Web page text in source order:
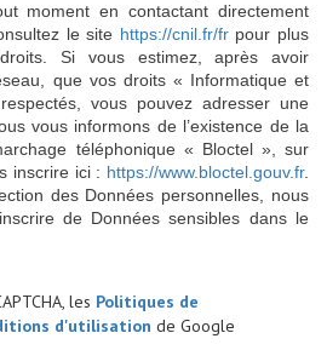
moment en contactant directement
le site https://cnil.fr/frpour plus
Si vous estimez, après avoir
que vos droits « Informatique et
vous pouvez adresser une
vous informons de l’existence de la
téléphonique « Bloctel », sur
inscrire ici : https://www.bloctel.gouv.fr.
des Données personnelles, nous
de Données sensibles dans le
les Politiques de
d'utilisation de Google